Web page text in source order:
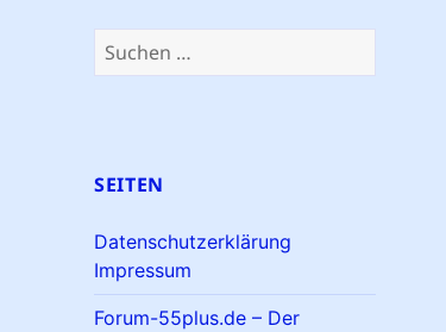
Suchen
nach:
SEITEN
Datenschutzerklärung
Impressum
Forum-55plus.de – Der